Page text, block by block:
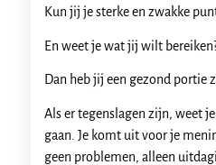
Kun jij je sterke en zwakke
En weet je wat jij wilt
Dan heb jij een gezond portie
Als er tegenslagen zijn, weet
gaan. Je komt uit voor je
geen problemen, alleen